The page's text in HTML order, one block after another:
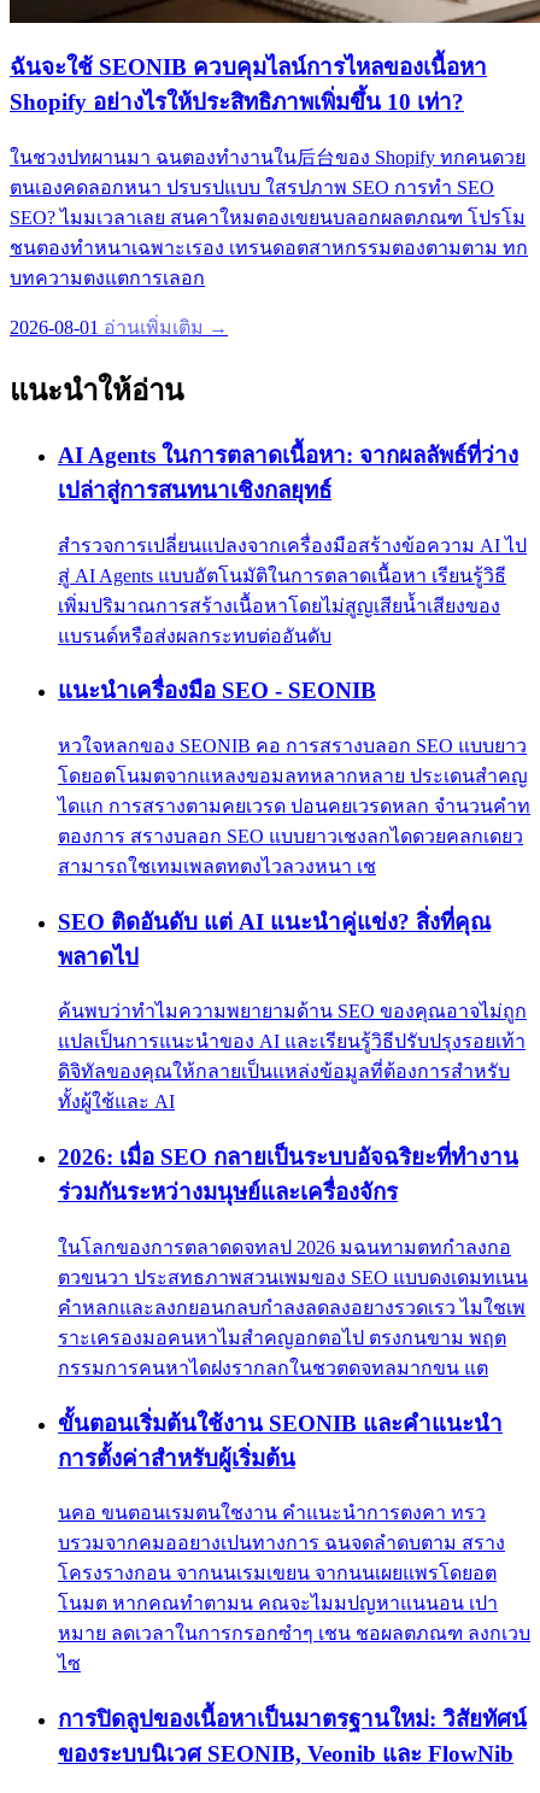
ฉันจะใช้ SEONIB ควบคุมไลน์การไหลของเนื้อหา
Shopify อย่างไรให้ประสิทธิภาพเพิ่มขึ้น 10 เท่า?
ในชวงปทผานมา ฉนตองทำงานใน后台ของ Shopify ทกคนดวย
ตนเองคดลอกหนา ปรบรปแบบ ใสรปภาพ SEO การทำ SEO
SEO? ไมมเวลาเลย สนคาใหมตองเขยนบลอกผลตภณฑ โปรโม
ชนตองทำหนาเฉพาะเรอง เทรนดอตสาหกรรมตองตามตาม ทก
บทความตงแตการเลอก
2026-08-01 อ่านเพิ่มเติม →
แนะนำให้อ่าน
AI Agents ในการตลาดเนื้อหา: จากผลลัพธ์ที่ว่าง
เปล่าสู่การสนทนาเชิงกลยุทธ์
สำรวจการเปลี่ยนแปลงจากเครื่องมือสร้างข้อความ AI ไป
สู่ AI Agents แบบอัตโนมัติในการตลาดเนื้อหา เรียนรู้วิธี
เพิ่มปริมาณการสร้างเนื้อหาโดยไม่สูญเสียน้ำเสียงของ
แบรนด์หรือส่งผลกระทบต่ออันดับ
แนะนำเครื่องมือ SEO - SEONIB
หวใจหลกของ SEONIB คอ การสรางบลอก SEO แบบยาว
โดยอตโนมตจากแหลงขอมลทหลากหลาย ประเดนสำคญ
ไดแก การสรางตามคยเวรด ปอนคยเวรดหลก จำนวนคำท
ตองการ สรางบลอก SEO แบบยาวเชงลกไดดวยคลกเดยว
สามารถใชเทมเพลตทตงไวลวงหนา เช
SEO ติดอันดับ แต่ AI แนะนำคู่แข่ง? สิ่งที่คุณ
พลาดไป
ค้นพบว่าทำไมความพยายามด้าน SEO ของคุณอาจไม่ถูก
แปลเป็นการแนะนำของ AI และเรียนรู้วิธีปรับปรุงรอยเท้า
ดิจิทัลของคุณให้กลายเป็นแหล่งข้อมูลที่ต้องการสำหรับ
ทั้งผู้ใช้และ AI
2026: เมื่อ SEO กลายเป็นระบบอัจฉริยะที่ทำงาน
ร่วมกันระหว่างมนุษย์และเครื่องจักร
ในโลกของการตลาดดจทลป 2026 มฉนทามตทกำลงกอ
ตวขนวา ประสทธภาพสวนเพมของ SEO แบบดงเดมทเนน
คำหลกและลงกยอนกลบกำลงลดลงอยางรวดเรว ไมใชเพ
ราะเครองมอคนหาไมสำคญอกตอไป ตรงกนขาม พฤต
กรรมการคนหาไดฝงรากลกในชวตดจทลมากขน แต
ขั้นตอนเริ่มต้นใช้งาน SEONIB และคำแนะนำ
การตั้งค่าสำหรับผู้เริ่มต้น
นคอ ขนตอนเรมตนใชงาน คำแนะนำการตงคา ทรว
บรวมจากคมออยางเปนทางการ ฉนจดลำดบตาม สราง
โครงรางกอน จากนนเรมเขยน จากนนเผยแพรโดยอต
โนมต หากคณทำตามน คณจะไมมปญหาแนนอน เปา
หมาย ลดเวลาในการกรอกซำๆ เชน ชอผลตภณฑ ลงกเวบ
ไซ
การปิดลูปของเนื้อหาเป็นมาตรฐานใหม่: วิสัยทัศน์
ของระบบนิเวศ SEONIB, Veonib และ FlowNib